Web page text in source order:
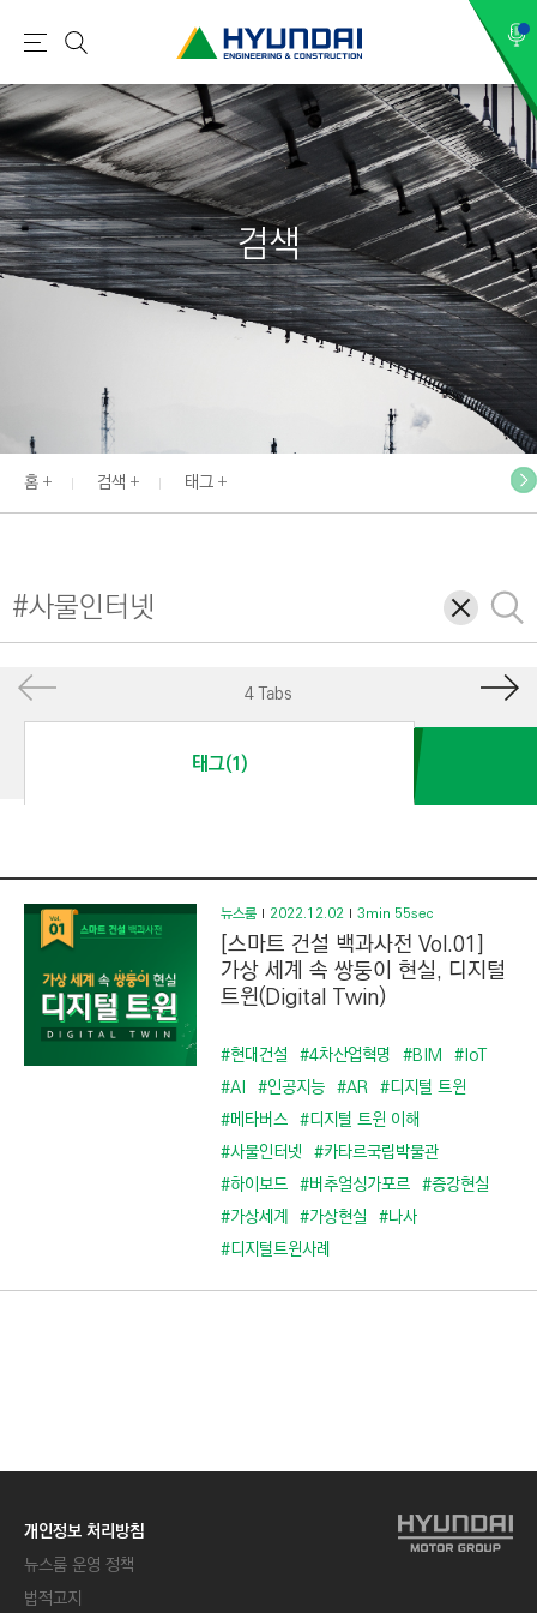
현
건
설
(
H
Y
U
N
E
N
I
O
N
T
R
U
메
뉴
검
색
검색
홈 검색 태그
삭
제
검
색
4 Tabs
태그(1)
뉴스룸 2022.12.02 3min 55sec
[스마트 건설 백과사전 Vol.01]
가상 세계 속 쌍둥이 현실, 디지털
트윈(Digital Twin)
#현대건설 #4차산업혁명 #BIM #IoT
#AI #인공지능 #AR #디지털 트윈
#메타버스 #디지털 트윈 이해
#사물인터넷 #카타르국립박물관
#하이보드 #버추얼싱가포르 #증강현실
#가상세계 #가상현실 #나사
#디지털트윈사례
개인정보 처리방침
뉴스룸 운영 정책
법적고지